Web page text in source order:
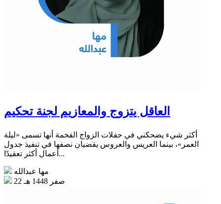
العاقل يتزوج والمعازيم لجنة تحكيم
أكثر شيء يضحكني في حفلات الزواج الفخمة أنها تسمى «ليلة
العمر»، بينما العريس والعروس يقضيان نصفها في تنفيذ جدول
أعمال أكثر تعقيدًا...
مها عبدالله
22 صفر 1448 هـ